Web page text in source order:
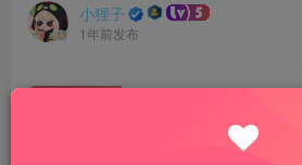
小狸子
1年前发布
此内容为付费资源，请付费后查看